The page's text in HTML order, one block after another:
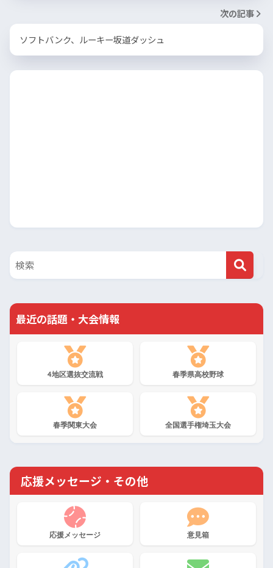
次の記事
ソフトバンク、ルーキー坂道ダッシュ
最近の話題・大会情報
4地区選抜交流戦 春季県高校野球
春季関東大会 全国選手権埼玉大会
応援メッセージ・その他
応援メッセージ 意見箱